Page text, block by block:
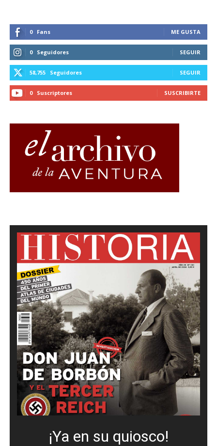
0 Fans ME GUSTA
0 Seguidores SEGUIR
58,755 Seguidores SEGUIR
0 Suscriptores SUSCRIBIRTE
¡Ya en su quiosco!